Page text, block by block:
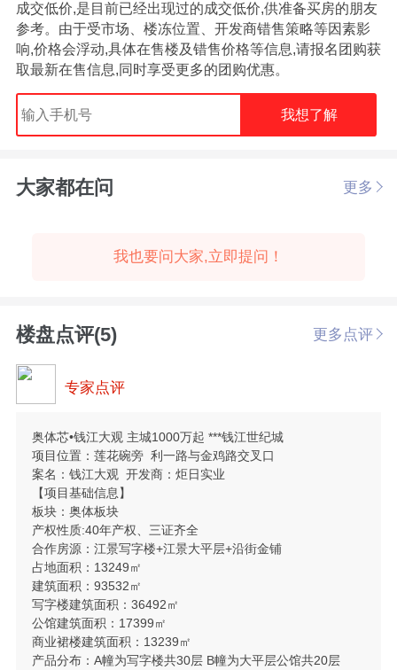
成交低价,是目前已经出现过的成交低价,供准备买房的朋友
参考。由于受市场、楼冻位置、开发商错售策略等因素影
响,价格会浮动,具体在售楼及错售价格等信息,请报名团购获
取最新在售信息,同时享受更多的团购优惠。
我想了解
大家都在问 更多
我也要问大家,立即提问！
楼盘点评(5) 更多点评
专家点评
奥体芯•钱江大观 主城1000万起 ***钱江世纪城
项目位置：莲花碗旁 利一路与金鸡路交叉口
案名：钱江大观 开发商：炬日实业
【项目基础信息】
板块：奥体板块
产权性质:40年产权、三证齐全
合作房源：江景写字楼+江景大平层+沿街金铺
占地面积：13249㎡
建筑面积：93532㎡
写字楼建筑面积：36492㎡
公馆建筑面积：17399㎡
商业裙楼建筑面积：13239㎡
产品分布：A幢为写字楼共30层 B幢为大平层公馆共20层